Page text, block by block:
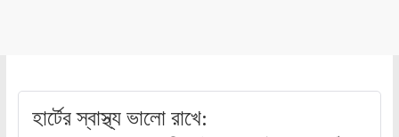
হার্টের স্বাস্থ্য ভালো রাখে: